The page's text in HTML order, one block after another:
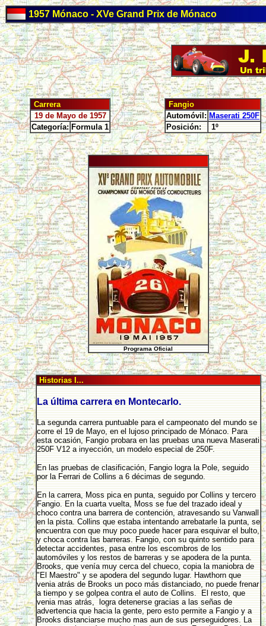
1957 Mónaco - XVe Grand Prix de Mónaco
Carrera
19 de Mayo de 1957
Categoría: Formula 1
Fangio
Automóvil: Maserati 250F
Posición:
1º
Programa Oficial
Historias I...
La última carrera en Montecarlo.
La segunda carrera puntuable para el campeonato del mundo se
corre el 19 de Mayo, en el lujoso principado de Mónaco. Para
esta ocasión, Fangio probara en las pruebas una nueva Maserati
250F V12 a inyección, un modelo especial de 250F.
En las pruebas de clasificación, Fangio logra la Pole, seguido
por la Ferrari de Collins a 6 décimas de segundo.
En la carrera, Moss pica en punta, seguido por Collins y tercero
Fangio. En la cuarta vuelta, Moss se fue del trazado ideal y
choco contra una barrera de contención, atravesando su Vanwall
en la pista. Collins que estaba intentando arrebatarle la punta, se
encuentra con que muy poco puede hacer para esquivar el bulto,
y choca contra las barreras. Fangio, con su quinto sentido para
detectar accidentes, pasa entre los escombros de los
automóviles y los restos de barreras y se apodera de la punta.
Brooks, que venía muy cerca del chueco, copia la maniobra de
"El Maestro" y se apodera del segundo lugar. Hawthorn que
venia atrás de Brooks un poco más distanciado, no puede frenar
a tiempo y se golpea contra el auto de Collins. El resto, que
venia mas atrás, logra detenerse gracias a las señas de
advertencia que hacia la gente, pero esto permite a Fangio y a
Brooks distanciarse mucho mas aun de sus perseguidores. La